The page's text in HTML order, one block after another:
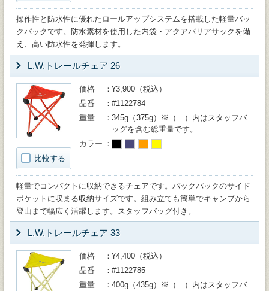
操作性と防水性に優れたロールアップシステムを搭載した軽量バッ
クパックです。防水素材を使用した内袋・アクアバリアサックを備
え、高い防水性を発揮します。
L.W.トレールチェア 26
比較する
価格
¥3,900（税込）
品番
#1122784
重量
345g（375g）※（ ）内はスタッフバ
ッグを含む総重量です。
カラー
軽量でコンパクトに収納できるチェアです。バックパックのサイド
ポケットに収まる収納サイズです。組み立ても簡単でキャンプから
登山まで幅広く活躍します。スタッフバッグ付き。
L.W.トレールチェア 33
価格
¥4,400（税込）
品番
#1122785
重量
400g（435g）※（ ）内はスタッフバ